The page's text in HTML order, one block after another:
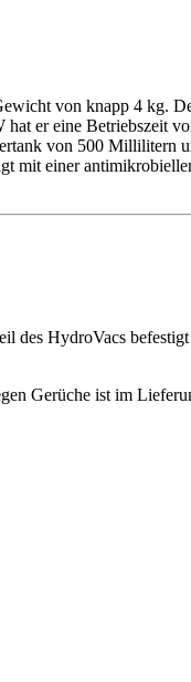
von knapp 4 kg.
er eine Betriebszeit
von 500 Millilitern
mit einer
des HydroVacs
Gerüche ist im